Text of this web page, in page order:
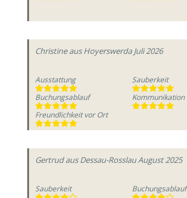
Christineaus Hoyerswerda Juli 2026
Ausstattung
Sauberkeit
Buchungsablauf
Kommunikation
Freundlichkeit vor Ort
Gertrudaus Dessau-RosslauAugust 2025
Sauberkeit
Buchungsablauf